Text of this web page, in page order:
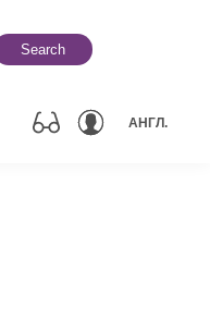
Search
АНГЛ.